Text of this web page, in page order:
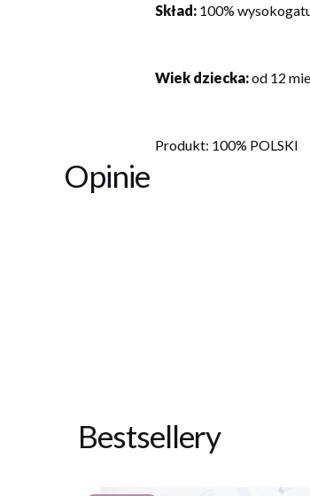
Skład: 100%
Wiek dziecka:od 12
Produkt: 100% POLSKI
Opinie
Bestsellery